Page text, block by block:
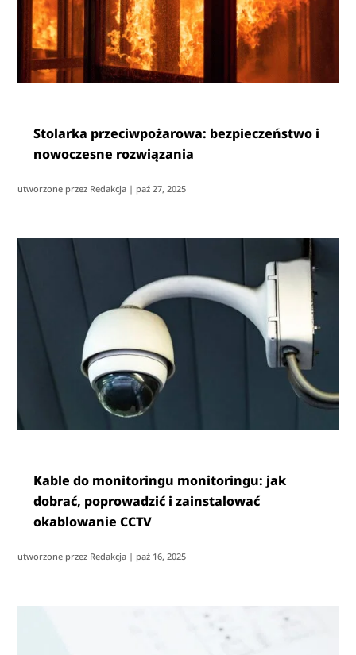
Stolarka przeciwpożarowa: bezpieczeństwo i
nowoczesne rozwiązania
utworzone przez Redakcja | paź 27, 2025
Kable do monitoringu monitoringu: jak
dobrać, poprowadzić i zainstalować
okablowanie CCTV
utworzone przez Redakcja | paź 16, 2025